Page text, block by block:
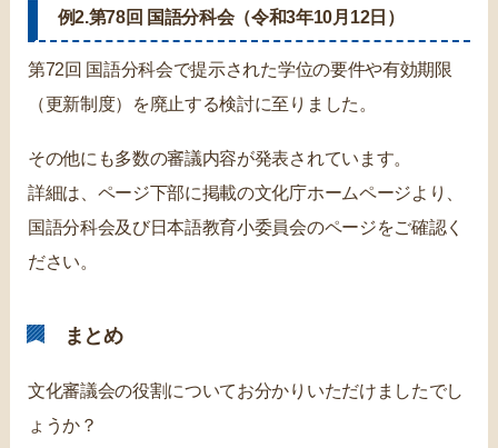
例2.第78回 国語分科会（令和3年10月12日）
第72回 国語分科会で提示された学位の要件や有効期限
（更新制度）を廃止する検討に至りました。
その他にも多数の審議内容が発表されています。
詳細は、ページ下部に掲載の文化庁ホームページより、
国語分科会及び日本語教育小委員会のページをご確認く
ださい。
まとめ
文化審議会の役割についてお分かりいただけましたでし
ょうか？